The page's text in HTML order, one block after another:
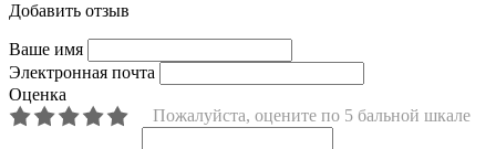
Добавить отзыв
Ваше имя
Электронная почта
Оценка
Пожалуйста, оцените по 5 бальной шкале